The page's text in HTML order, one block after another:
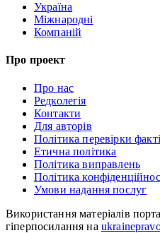
Україна
Міжнародні
Компаній
Про проект
Про нас
Редколегія
Контакти
Для авторів
Політика перевірки
Етична політика
Політика виправлень
Політика
Умови надання послуг
Використання матеріалів
гіперпосилання на